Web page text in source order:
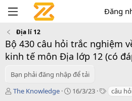
Đăng
Địa lí 12
Bộ 430 câu hỏi trắc nghiệm
kinh tế môn Địa lớp 12 (có
Bạn phải đăng nhập để tải
T
The Knowledge
C16/3/23
T câu